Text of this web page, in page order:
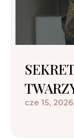
cze 15, 2026